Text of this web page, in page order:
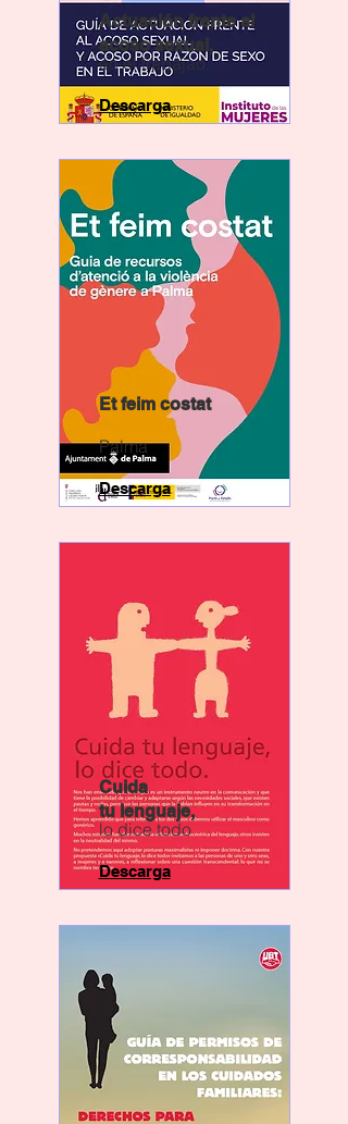
Actuación frente al
acoso sexual,
en el trabajao.
Descarga
Et feim costat
Palma
Descarga
Cuida
tu lenguaje,
lo dice todo
Descarga